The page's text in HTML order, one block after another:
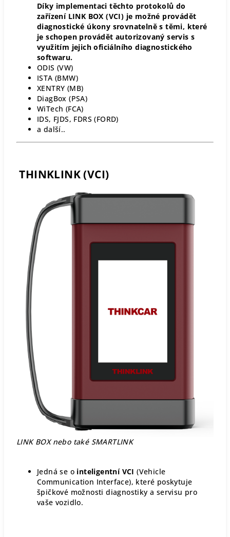
Díky implementaci těchto protokolů do
zařízení LINK BOX (VCI) je možné provádět
diagnostické úkony srovnatelně s těmi, které
je schopen provádět autorizovaný servis s
využitím jejich oficiálního diagnostického
softwaru.
ODIS (VW)
ISTA (BMW)
XENTRY (MB)
DiagBox (PSA)
WiTech (FCA)
IDS, FJDS, FDRS (FORD)
a další..
THINKLINK (VCI)
LINK BOX nebo také SMARTLINK
Jedná se o inteligentní VCI (Vehicle
Communication Interface), které poskytuje
špičkové možnosti diagnostiky a servisu pro
vaše vozidlo.